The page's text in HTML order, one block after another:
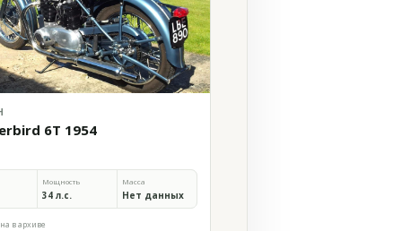
6T 1954
Мощность
34 л.с.
Масса
Нет данных
в архиве